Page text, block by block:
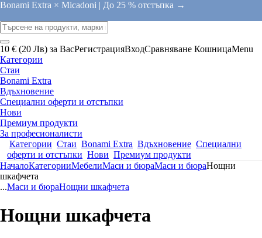
Bonami Extra × Micadoni | До 25 % отстъпка →
10 € (20 Лв) за ВасРегистрацияВходСравняване КошницаMenu
Категории
Стаи
Bonami Extra
Вдъхновение
Специални оферти и отстъпки
Нови
Премиум продукти
За професионалисти
Категории Стаи Bonami Extra Вдъхновение Специални
оферти и отстъпки Нови Премиум продукти
НачалоКатегорииМебелиМаси и бюраМаси и бюраНощни
шкафчета
...Маси и бюраНощни шкафчета
Нощни шкафчета